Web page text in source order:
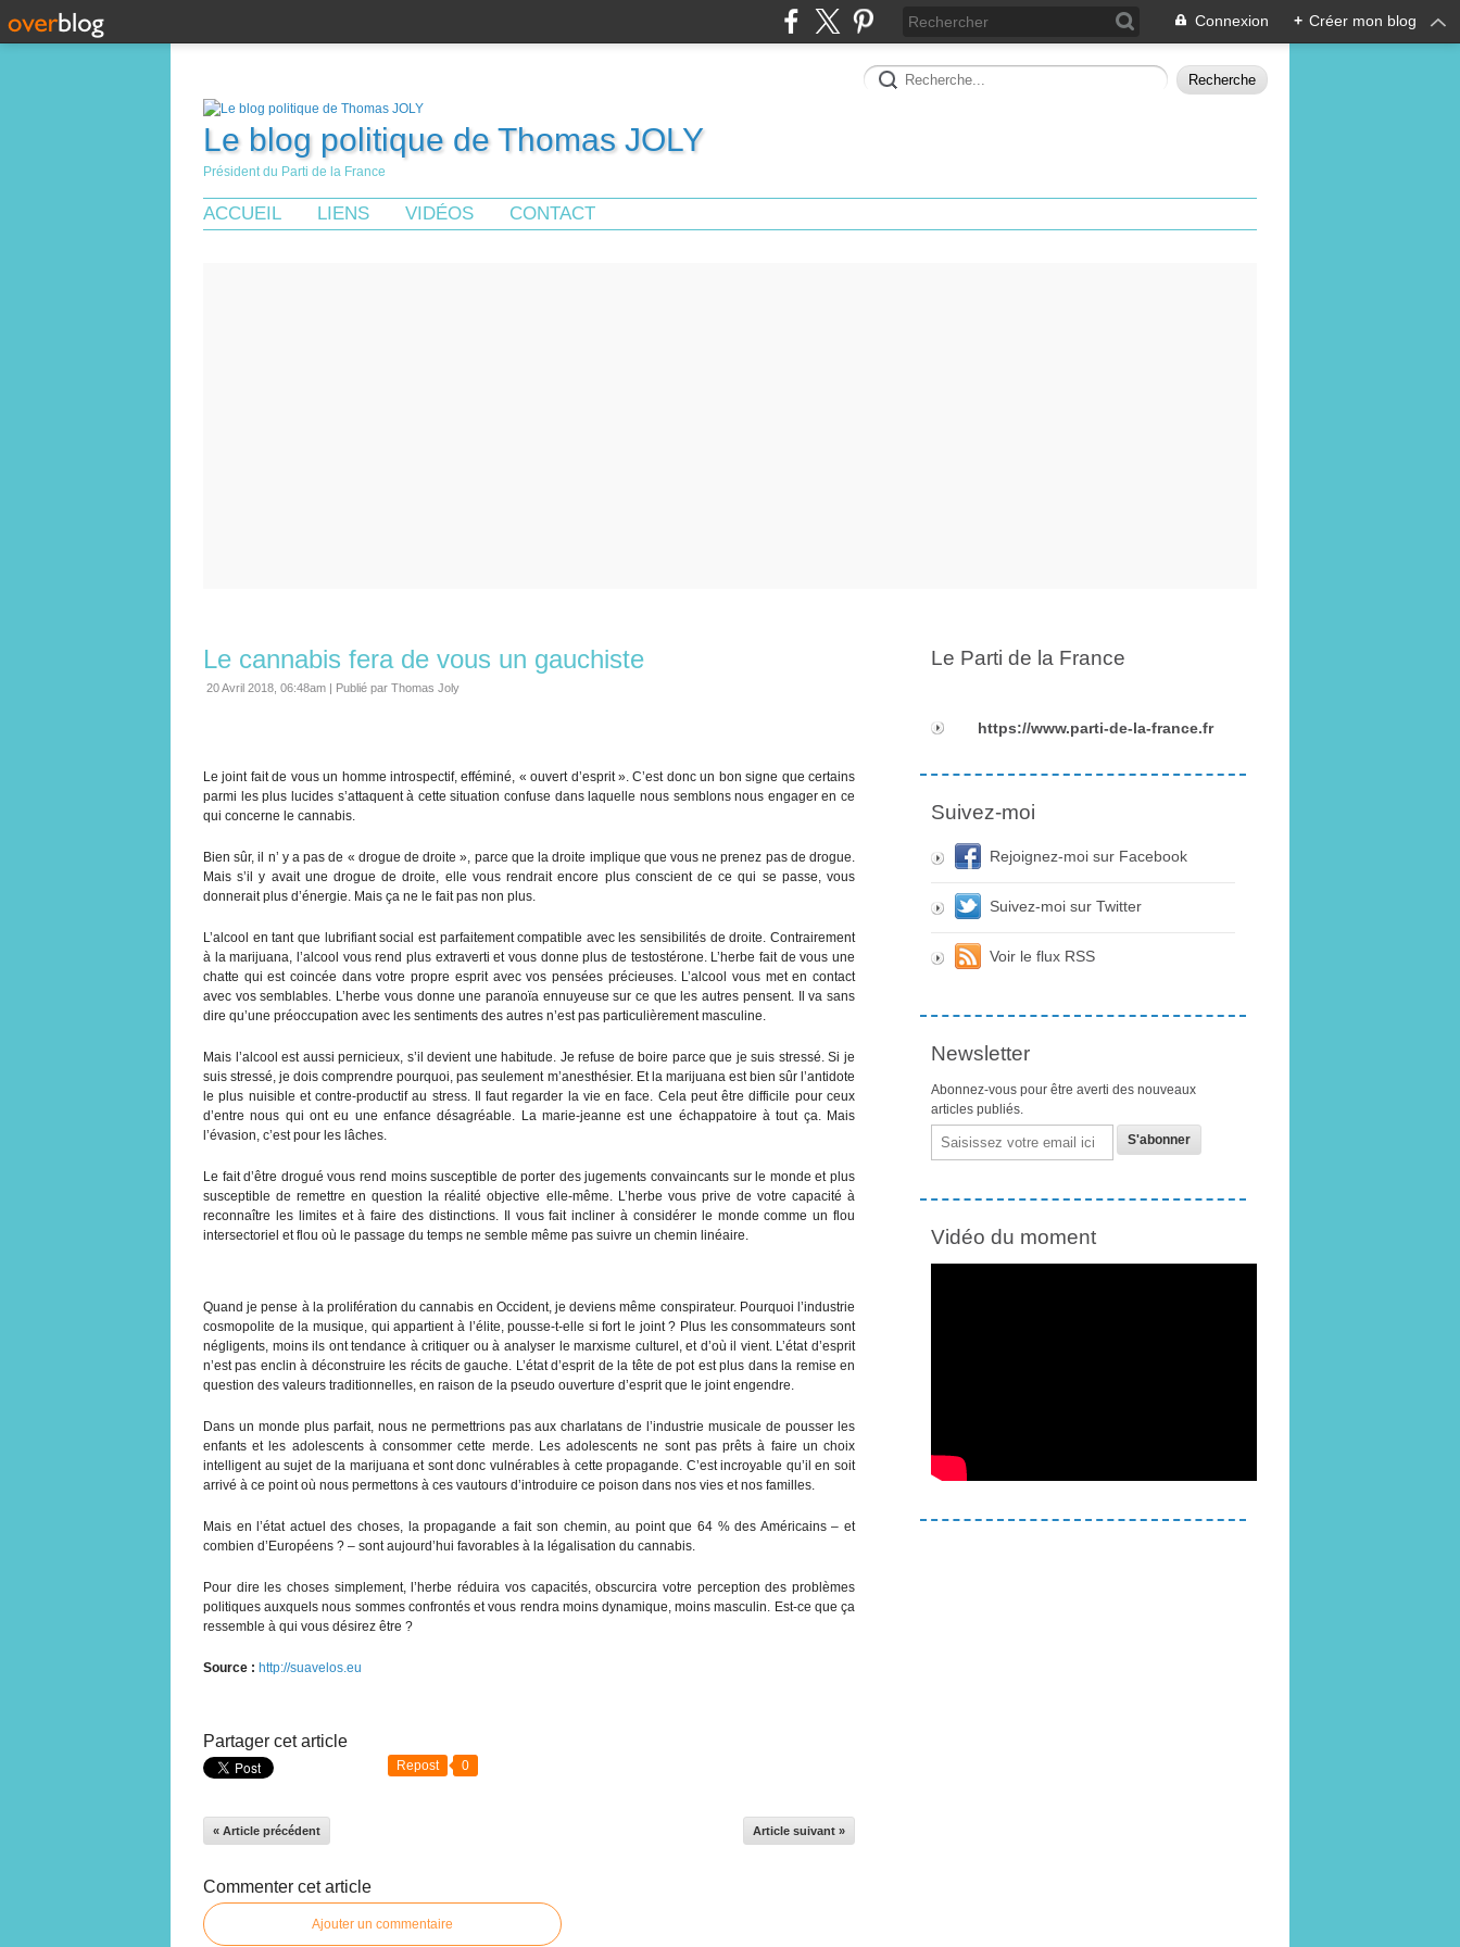
Connexion + Créer mon blog
Le blog politique de Thomas JOLY
Président du Parti de la France
ACCUEIL LIENS VIDÉOS CONTACT
Le cannabis fera de vous un gauchiste
20 Avril 2018, 06:48am | Publié par Thomas Joly
Le joint fait de vous un homme introspectif, efféminé, « ouvert d’esprit ». C’est donc un bon signe que certains
parmi les plus lucides s’attaquent à cette situation confuse dans laquelle nous semblons nous engager en ce
qui concerne le cannabis.
Bien sûr, il n’ y a pas de « drogue de droite », parce que la droite implique que vous ne prenez pas de drogue.
Mais s’il y avait une drogue de droite, elle vous rendrait encore plus conscient de ce qui se passe, vous
donnerait plus d’énergie. Mais ça ne le fait pas non plus.
L’alcool en tant que lubrifiant social est parfaitement compatible avec les sensibilités de droite. Contrairement
à la marijuana, l’alcool vous rend plus extraverti et vous donne plus de testostérone. L’herbe fait de vous une
chatte qui est coincée dans votre propre esprit avec vos pensées précieuses. L’alcool vous met en contact
avec vos semblables. L’herbe vous donne une paranoïa ennuyeuse sur ce que les autres pensent. Il va sans
dire qu’une préoccupation avec les sentiments des autres n’est pas particulièrement masculine.
Mais l’alcool est aussi pernicieux, s’il devient une habitude. Je refuse de boire parce que je suis stressé. Si je
suis stressé, je dois comprendre pourquoi, pas seulement m’anesthésier. Et la marijuana est bien sûr l’antidote
le plus nuisible et contre-productif au stress. Il faut regarder la vie en face. Cela peut être difficile pour ceux
d’entre nous qui ont eu une enfance désagréable. La marie-jeanne est une échappatoire à tout ça. Mais
l’évasion, c’est pour les lâches.
Le fait d’être drogué vous rend moins susceptible de porter des jugements convaincants sur le monde et plus
susceptible de remettre en question la réalité objective elle-même. L’herbe vous prive de votre capacité à
reconnaître les limites et à faire des distinctions. Il vous fait incliner à considérer le monde comme un flou
intersectoriel et flou où le passage du temps ne semble même pas suivre un chemin linéaire.
Quand je pense à la prolifération du cannabis en Occident, je deviens même conspirateur. Pourquoi l’industrie
cosmopolite de la musique, qui appartient à l’élite, pousse-t-elle si fort le joint ? Plus les consommateurs sont
négligents, moins ils ont tendance à critiquer ou à analyser le marxisme culturel, et d’où il vient. L’état d’esprit
n’est pas enclin à déconstruire les récits de gauche. L’état d’esprit de la tête de pot est plus dans la remise en
question des valeurs traditionnelles, en raison de la pseudo ouverture d’esprit que le joint engendre.
Dans un monde plus parfait, nous ne permettrions pas aux charlatans de l’industrie musicale de pousser les
enfants et les adolescents à consommer cette merde. Les adolescents ne sont pas prêts à faire un choix
intelligent au sujet de la marijuana et sont donc vulnérables à cette propagande. C’est incroyable qu’il en soit
arrivé à ce point où nous permettons à ces vautours d’introduire ce poison dans nos vies et nos familles.
Mais en l’état actuel des choses, la propagande a fait son chemin, au point que 64 % des Américains – et
combien d’Européens ? – sont aujourd’hui favorables à la légalisation du cannabis.
Pour dire les choses simplement, l’herbe réduira vos capacités, obscurcira votre perception des problèmes
politiques auxquels nous sommes confrontés et vous rendra moins dynamique, moins masculin. Est-ce que ça
ressemble à qui vous désirez être ?
Source : http://suavelos.eu
Partager cet article
Repost 0
« Article précédent Article suivant »
Commenter cet article
Ajouter un commentaire
Le Parti de la France
https://www.parti-de-la-france.fr
Suivez-moi
Rejoignez-moi sur Facebook
Suivez-moi sur Twitter
Voir le flux RSS
Newsletter
Abonnez-vous pour être averti des nouveaux
articles publiés.
Email
Vidéo du moment